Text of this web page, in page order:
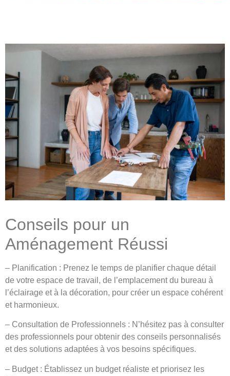
Conseils pour un
Aménagement Réussi
– Planification : Prenez le temps de planifier chaque détail
de votre espace de travail, de l’emplacement du bureau à
l’éclairage et à la décoration, pour créer un espace cohérent
et harmonieux.
– Consultation de Professionnels : N’hésitez pas à consulter
des professionnels pour obtenir des conseils personnalisés
et des solutions adaptées à vos besoins spécifiques.
– Budget : Établissez un budget réaliste et priorisez les